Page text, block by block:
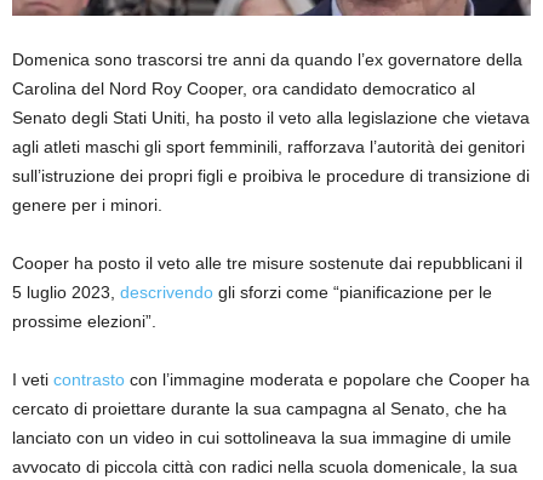
Domenica sono trascorsi tre anni da quando l’ex governatore della
Carolina del Nord Roy Cooper, ora candidato democratico al
Senato degli Stati Uniti, ha posto il veto alla legislazione che vietava
agli atleti maschi gli sport femminili, rafforzava l’autorità dei genitori
sull’istruzione dei propri figli e proibiva le procedure di transizione di
genere per i minori.
Cooper ha posto il veto alle tre misure sostenute dai repubblicani il
5 luglio 2023, descrivendo gli sforzi come “pianificazione per le
prossime elezioni”.
I veti contrasto con l’immagine moderata e popolare che Cooper ha
cercato di proiettare durante la sua campagna al Senato, che ha
lanciato con un video in cui sottolineava la sua immagine di umile
avvocato di piccola città con radici nella scuola domenicale, la sua